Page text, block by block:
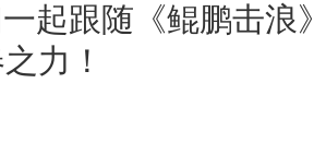
起跟随《鲲鹏击浪
力！